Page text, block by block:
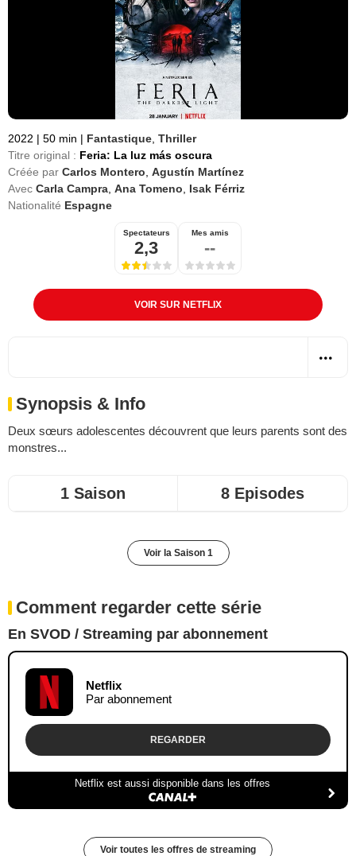
2022 | 50 min | Fantastique Thriller
Titre original : Feria: La luz más oscura
Créée par Carlos Montero Agustín Martínez
Avec Carla Campra Ana Tomeno
Isak Férriz
Nationalité Espagne
Spectateurs
2,3
Mes amis
--
VOIR SUR NETFLIX
Synopsis & Info
Deux sœurs adolescentes découvrent que leurs parents sont des
monstres...
1 Saison 8 Episodes
Voir la Saison 1
Comment regarder cette série
En SVOD / Streaming par abonnement
Netflix
Par abonnement
REGARDER
Netflix est aussi disponible dans les offres
Voir toutes les offres de streaming